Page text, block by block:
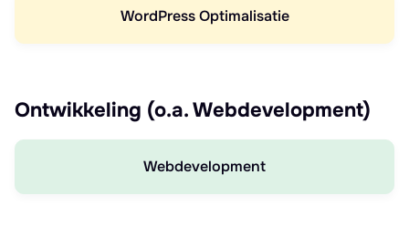
WordPress Optimalisatie
Ontwikkeling (o.a. Webdevelopment)
Webdevelopment